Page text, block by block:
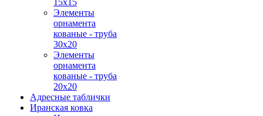
15х15
Элементы
орнамента
кованые - труба
30х20
Элементы
орнамента
кованые - труба
20х20
Адресные таблички
Иранская ковка